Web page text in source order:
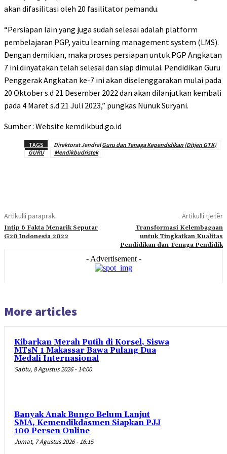
akan difasilitasi oleh 20 fasilitator pemandu.
“Persiapan lain yang juga sudah selesai adalah platform
pembelajaran PGP, yaitu learning management system (LMS).
Dengan demikian, maka proses persiapan untuk PGP Angkatan
7 ini dinyatakan telah selesai dan siap dimulai. Pendidikan Guru
Penggerak Angkatan ke-7 ini akan diselenggarakan mulai pada
20 Oktober s.d 21 Desember 2022 dan akan dilanjutkan kembali
pada 4 Maret s.d 21 Juli 2023,” pungkas Nunuk Suryani.
Sumber : Website kemdikbud.go.id
TAGS
Direktorat Jendral Guru dan Tenaga Kependidikan (Ditjen GTK)
GURU
Mendikbudristek
Artikulli paraprak
Intip 6 Fakta Menarik Seputar
G20 Indonesia 2022
Artikulli tjetër
Transformasi Kelembagaan
untuk Tingkatkan Kualitas
Pendidikan dan Tenaga Pendidik
- Advertisement -
More articles
Kibarkan Merah Putih di Korsel, Siswa
MTsN 1 Makassar Bawa Pulang Dua
Medali Internasional
Sabtu, 8 Agustus 2026 - 14:00
Banyak Anak Bungo Belum Lanjut
SMA, Kemendikdasmen Siapkan PJJ
100 Persen Online
Jumat, 7 Agustus 2026 - 16:15